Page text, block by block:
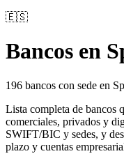
🇪🇸
Bancos en
196 bancos con sede en
Lista completa de bancos
comerciales, privados y
SWIFT/BIC y sedes, y
plazo y cuentas